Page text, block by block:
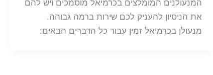
המנעולנים המומלצים בכרמיאל מוסמכים ויש להם
את הניסיון להעניק לכם שירות ברמה גבוהה.
מנעולן בכרמיאל זמין עבור כל הדברים הבאים: